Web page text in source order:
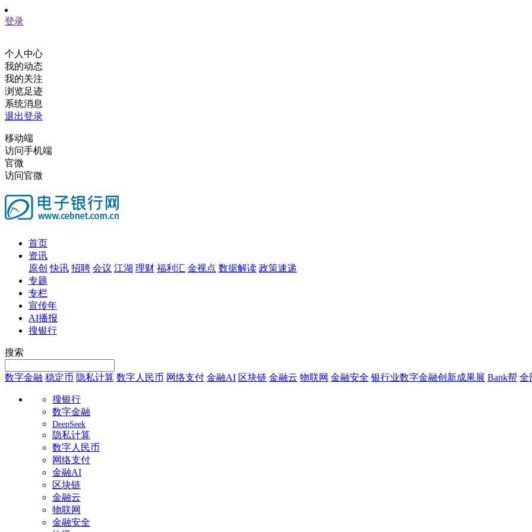
登录
个人中心
我的动态
我的关注
浏览足迹
系统消息
退出登录
移动端
访问手机端
官微
访问官微
首页
资讯
原创 快讯 招聘 会议 江湖 理财 福利汇 金视点 数据解读 政策速递
专题
专栏
宣传年
AI播报
搜银行
搜索
数字金融 稳定币 隐私计算 数字人民币 网络支付 金融AI 区块链 金融云 物联网 金融安全 银行业数字金融创新成果展 Bank帮 全
搜银行
数字金融
DeepSeek
隐私计算
数字人民币
网络支付
金融AI
区块链
金融云
物联网
金融安全